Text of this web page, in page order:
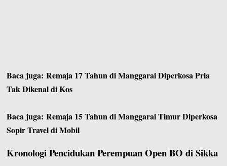
Baca juga:Remaja 17 Tahun di Manggarai Diperkosa Pria
Tak Dikenal di Kos
Baca juga:Remaja 15 Tahun di Manggarai Timur Diperkosa
Sopir Travel di Mobil
Kronologi Pencidukan Perempuan Open BO di Sikka